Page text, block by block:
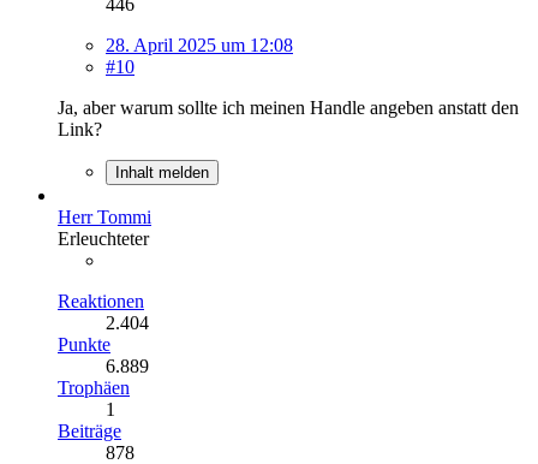
28. April 2025 um 12:08
#10
Ja, aber warum sollte ich meinen Handle angeben anstatt den
Link?
Inhalt melden
Herr Tommi
Erleuchteter
Reaktionen
2.404
Punkte
6.889
Trophäen
1
Beiträge
878